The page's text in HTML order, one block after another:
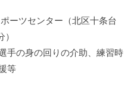
ツセンター（北区十条台
手の身の回りの介助、練習時
等